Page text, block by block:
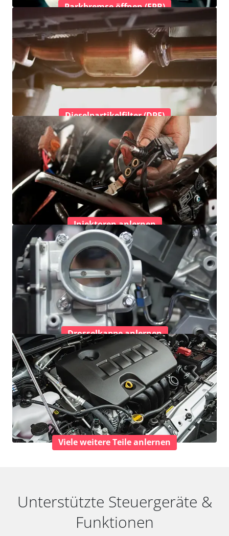
Parkbremse öffnen (EPB)
Dieselpartikelfilter (DPF)
Injektoren anlernen
Drosselkappe anlernen
Viele weitere Teile anlernen
Unterstützte Steuergeräte &
Funktionen